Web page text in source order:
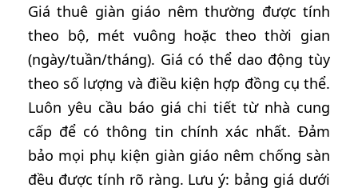
Giá thuê giàn giáo nêm thường được tính
theo bộ, mét vuông hoặc theo thời gian
(ngày/tuần/tháng). Giá có thể dao động tùy
theo số lượng và điều kiện hợp đồng cụ thể.
Luôn yêu cầu báo giá chi tiết từ nhà cung
cấp để có thông tin chính xác nhất. Đảm
bảo mọi phụ kiện giàn giáo nêm chống sàn
đều được tính rõ ràng. Lưu ý: bảng giá dưới